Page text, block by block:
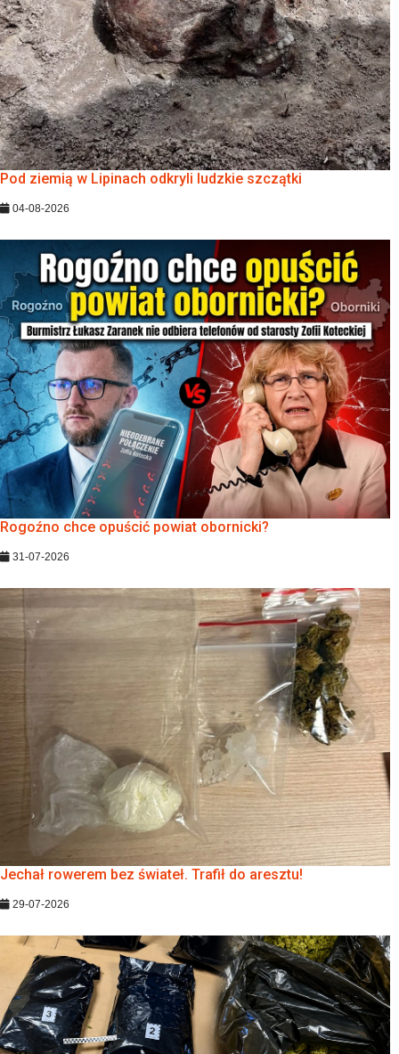
Pod ziemią w Lipinach odkryli ludzkie szczątki
04-08-2026
Rogoźno chce opuścić powiat obornicki?
31-07-2026
Jechał rowerem bez świateł. Trafił do aresztu!
29-07-2026